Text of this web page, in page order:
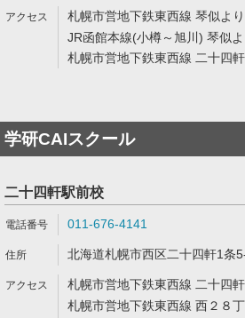
札幌市営地下鉄東西線 琴似よ
JR函館本線(小樽～旭川) 琴似
札幌市営地下鉄東西線 二十四
学研CAIスクール
二十四軒駅前校
011-676-4141
北海道札幌市西区二十四軒1条
札幌市営地下鉄東西線 二十四
札幌市営地下鉄東西線 西２８